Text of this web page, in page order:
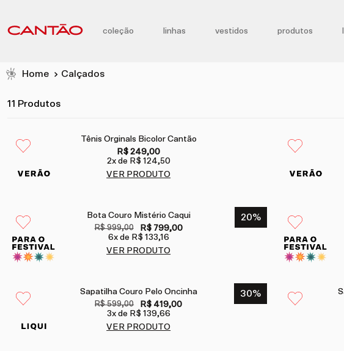
coleção linhas vestidos produtos
Calçados
11 Produtos
Tênis Orginals Bicolor Cantão
R$ 249,00
2x de R$ 124,50
VER PRODUTO
20%
Bota Couro Mistério Caqui
R$ 999,00
R$ 799,00
6x de R$ 133,16
VER PRODUTO
30%
Sapatilha Couro Pelo Oncinha
R$ 599,00
R$ 419,00
3x de R$ 139,66
VER PRODUTO